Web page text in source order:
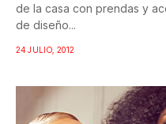
de la casa con prendas y
de diseño...
24 JULIO, 2012